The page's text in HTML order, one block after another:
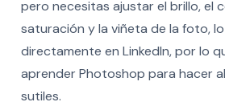
pero necesitas ajustar el brillo, el
saturación y la viñeta de la foto,
directamente en LinkedIn, por lo
aprender Photoshop para hacer
sutiles.